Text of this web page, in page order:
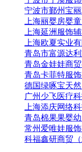
宁波市鄞州宝
上海丽婴房婴
上海延洲服饰
上海欧夏实业
青岛市富源达
青岛金娃娃商
青岛卡菲特服
德国绿啄宝天
广州少飞医疗
上海添庆网络
青岛棉果果婴
常州爱唯娃服
科福鑫研商贸